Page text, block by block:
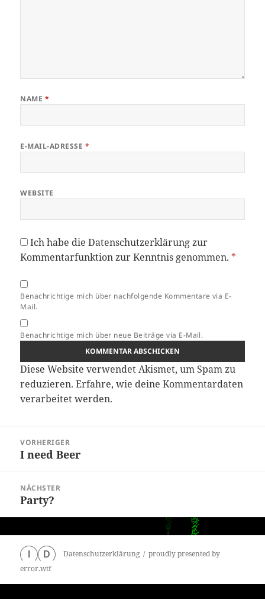
NAME *
E-MAIL-ADRESSE *
WEBSITE
Ich habe dieDatenschutzerklärungzur
Kommentarfunktion zur Kenntnis genommen. *
Benachrichtige mich über nachfolgende Kommentare via E-
Mail.
Benachrichtige mich über neue Beiträge via E-Mail.
Diese Website verwendet Akismet, um Spam zu
reduzieren.Erfahre, wie deine Kommentardaten
verarbeitet werden.
VORHERIGER
Vorheriger
I need Beer
NÄCHSTER
Nächster
Beitrag:
Party?
D Datenschutzerklärung
proudly presented by
error.wtf